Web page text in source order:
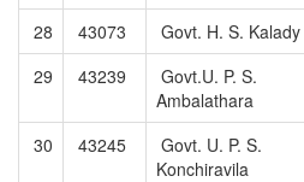
28 43073 Govt. H. S. Kalady
29
43239
Govt.U. P. S.
Ambalathara
30 43245
Govt. U. P. S.
Konchiravila